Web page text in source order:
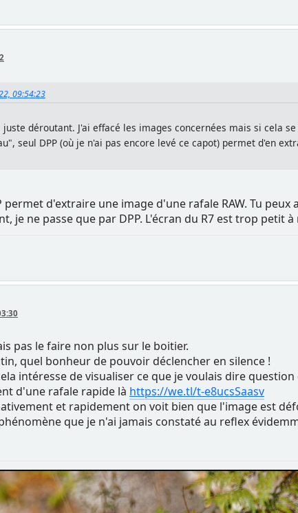
09:54:23
juste déroutant. J'ai effacé les images concernées mais si cela
seul DPP (où je n'ai pas encore levé ce capot) permet d'en
permet d'extraire une image d'une rafale RAW. Tu
je ne passe que par DPP. L'écran du R7 est trop petit
pas le faire non plus sur le boitier.
quel bonheur de pouvoir déclencher en silence !
intéresse de visualiser ce que je voulais dire
d'une rafale rapide là https://we.tl/t-e8ucsSaasv
et rapidement on voit bien que l'image est
que je n'ai jamais constaté au reflex